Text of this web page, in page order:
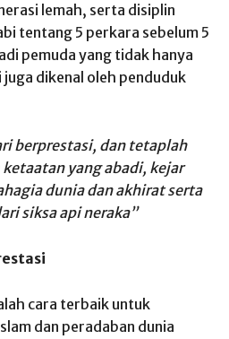
lemah, serta disiplin
tentang 5 perkara sebelum 5
pemuda yang tidak hanya
dikenal oleh penduduk
berprestasi, dan tetaplah
yang abadi, kejar
dunia dan akhirat serta
siksa api neraka”
cara terbaik untuk
dan peradaban dunia